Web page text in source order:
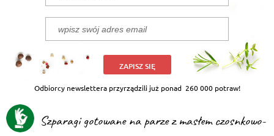
ZAPISZ SIĘ
Odbiorcy newslettera przyrządzili już ponad 260 000 potraw!
Szparagi gotowane na parze z masłem czosnkowo-